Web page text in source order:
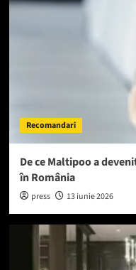
Recomandari
De ce Maltipoo a
în România
press 13 iunie 2026